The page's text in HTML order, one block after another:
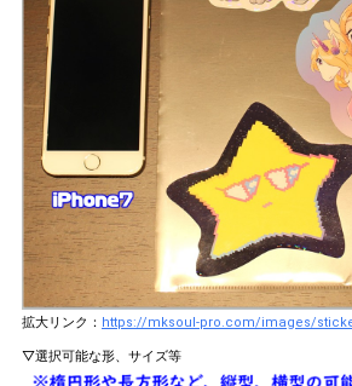
拡大リンク： https://mksoul-pro.com/images/
▽選択可能な形、サイズ等